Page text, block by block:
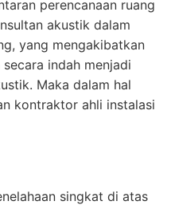
perencanaan ruang
akustik dalam
yang mengakibatkan
indah menjadi
Maka dalam hal
kontraktor ahli instalasi
singkat di atas